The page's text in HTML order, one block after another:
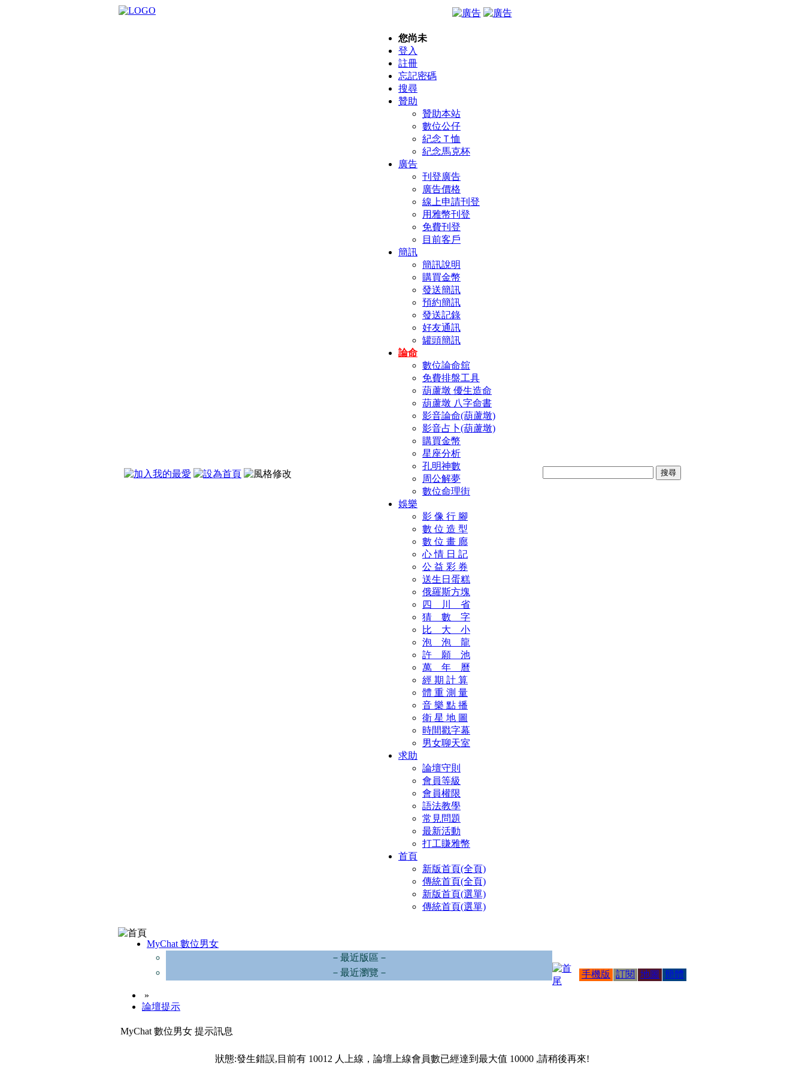
您尚未
登入
註冊
忘記密碼
搜尋
贊助
贊助本站
數位公仔
紀念Ｔ恤
紀念馬克杯
廣告
刊登廣告
廣告價格
線上申請刊登
用雅幣刊登
免費刊登
目前客戶
簡訊
簡訊說明
購買金幣
發送簡訊
預約簡訊
發送記錄
好友通訊
罐頭簡訊
論命
數位論命舘
免費排盤工具
葫蘆墩 優生造命
葫蘆墩 八字命書
影音論命(葫蘆墩)
影音占卜(葫蘆墩)
購買金幣
星座分析
孔明神數
周公解夢
數位命理街
娛樂
影 像 行 腳
數 位 造 型
數 位 畫 廊
心 情 日 記
公 益 彩 券
送生日蛋糕
俄羅斯方塊
四 川 省
猜 數 字
比 大 小
泡 泡 龍
許 願 池
萬 年 曆
經 期 計 算
體 重 測 量
音 樂 點 播
衛 星 地 圖
時間戳字幕
男女聊天室
求助
論壇守則
會員等級
會員權限
語法教學
常見問題
最新活動
打工賺雅幣
首頁
新版首頁(全頁)
傳統首頁(全頁)
新版首頁(選單)
傳統首頁(選單)
MyChat 數位男女
－最近版區－
－最近瀏覽－
»
論壇提示
手機版 訂閱 地圖 簡體
MyChat 數位男女 提示訊息
狀態:發生錯誤,目前有 10012 人上線，論壇上線會員數已經達到最大值 10000 ,請稍後再來!